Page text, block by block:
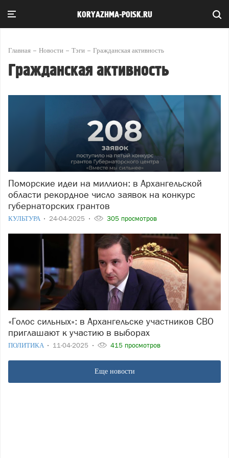
KORYAZHMA-POISK.RU
Главная Новости Тэги Гражданская активность
Гражданская активность
Поморские идеи на миллион: в Архангельской
области рекордное число заявок на конкурс
губернаторских грантов
КУЛЬТУРА 24-04-2025 305 просмотров
«Голос сильных»: в Архангельске участников СВО
приглашают к участию в выборах
ПОЛИТИКА 11-04-2025 415 просмотров
Еще новости